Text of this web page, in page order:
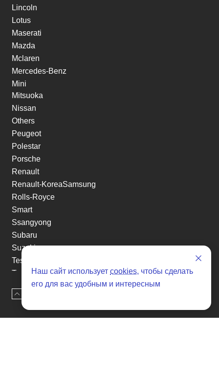
Lincoln
Lotus
Maserati
Mazda
Mclaren
Mercedes-Benz
Mini
Mitsuoka
Nissan
Others
Peugeot
Polestar
Porsche
Renault
Renault-KoreaSamsung
Rolls-Royce
Smart
Ssangyong
Subaru
Suzuki
Tesla
Toyota
Volkswagen
Volvo
Xin yuan
Наш сайт использует cookies, чтобы сделать
его для вас удобным и интересным